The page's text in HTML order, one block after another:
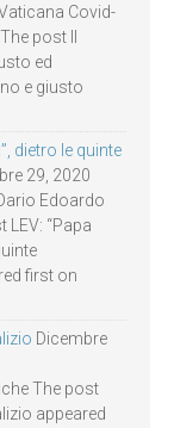
Covid-
post Il
ed
e giusto
dietro le quinte
29, 2020
Edoardo
“Papa
first on
Dicembre
The post
appeared